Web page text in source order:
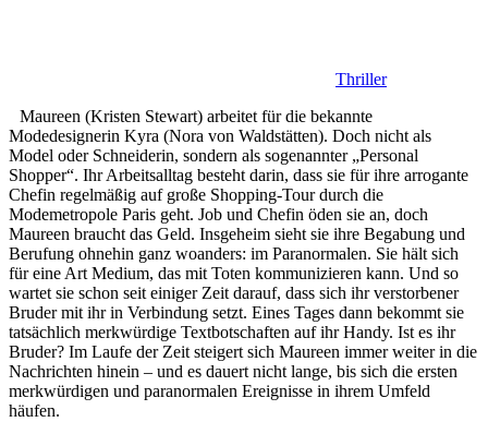
Thriller
Maureen (Kristen Stewart) arbeitet für die bekannte
Modedesignerin Kyra (Nora von Waldstätten). Doch nicht als
Model oder Schneiderin, sondern als sogenannter „Personal
Shopper“. Ihr Arbeitsalltag besteht darin, dass sie für ihre arrogante
Chefin regelmäßig auf große Shopping-Tour durch die
Modemetropole Paris geht. Job und Chefin öden sie an, doch
Maureen braucht das Geld. Insgeheim sieht sie ihre Begabung und
Berufung ohnehin ganz woanders: im Paranormalen. Sie hält sich
für eine Art Medium, das mit Toten kommunizieren kann. Und so
wartet sie schon seit einiger Zeit darauf, dass sich ihr verstorbener
Bruder mit ihr in Verbindung setzt. Eines Tages dann bekommt sie
tatsächlich merkwürdige Textbotschaften auf ihr Handy. Ist es ihr
Bruder? Im Laufe der Zeit steigert sich Maureen immer weiter in die
Nachrichten hinein – und es dauert nicht lange, bis sich die ersten
merkwürdigen und paranormalen Ereignisse in ihrem Umfeld
häufen.